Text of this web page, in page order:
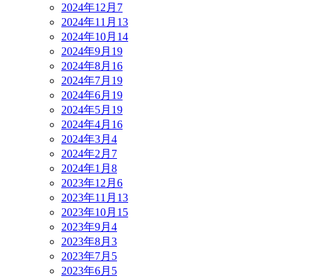
2024年12月 7
2024年11月 13
2024年10月 14
2024年9月 19
2024年8月 16
2024年7月 19
2024年6月 19
2024年5月 19
2024年4月 16
2024年3月 4
2024年2月 7
2024年1月 8
2023年12月 6
2023年11月 13
2023年10月 15
2023年9月 4
2023年8月 3
2023年7月 5
2023年6月 5